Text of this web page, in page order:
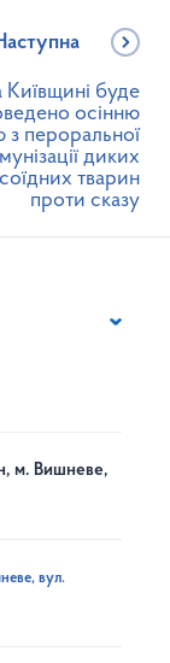
Київщині буде
осінню
з пероральної
диких
тварин
проти сказу
м. Вишневе,
вул.